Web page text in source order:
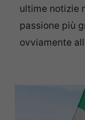
ultime notizie
passione più
ovviamente